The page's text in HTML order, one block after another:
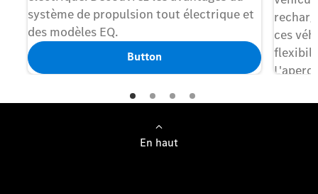
système de propulsion tout électrique et
des modèles EQ.
Button
ces
En haut